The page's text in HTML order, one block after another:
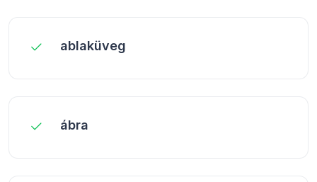
ablaküveg
ábra